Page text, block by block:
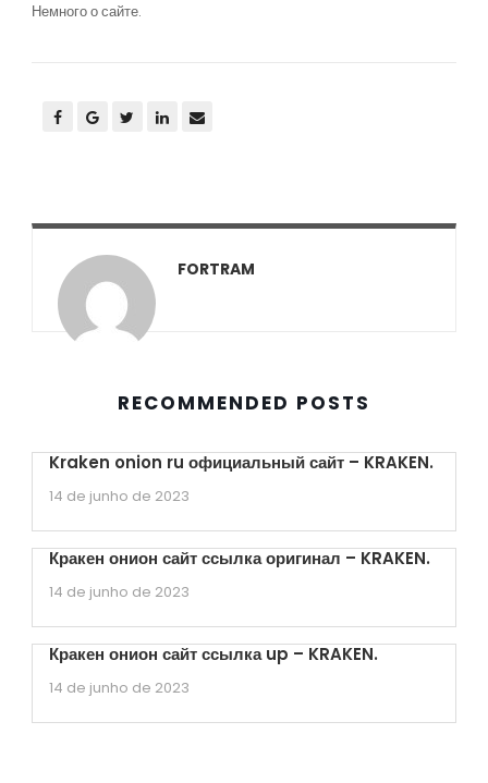
Немного о сайте.
FORTRAM
RECOMMENDED POSTS
Kraken onion ru официальный сайт – KRAKEN.
14 de junho de 2023
Кракен онион сайт ссылка оригинал – KRAKEN.
14 de junho de 2023
Кракен онион сайт ссылка up – KRAKEN.
14 de junho de 2023